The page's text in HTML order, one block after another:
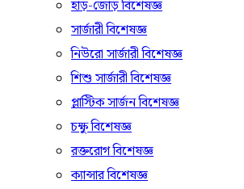
হাড়-জোড় বিশেষজ্ঞ
সার্জারী বিশেষজ্ঞ
নিউরো সার্জারী বিশেষজ্ঞ
শিশু সার্জারী বিশেষজ্ঞ
প্লাস্টিক সার্জন বিশেষজ্ঞ
চক্ষু বিশেষজ্ঞ
রক্তরোগ বিশেষজ্ঞ
ক্যান্সার বিশেষজ্ঞ